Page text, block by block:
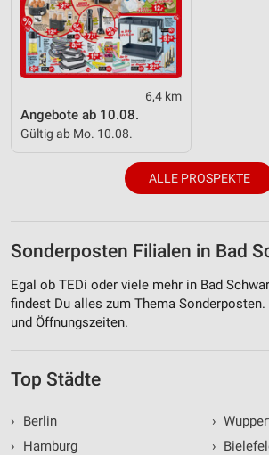
6,4 km
Angebote ab 10.08.
Gültig ab Mo. 10.08.
ALLE PROSPEKTE
Sonderposten Filialen in Bad
Egal ob TEDi oder viele mehr in Bad
findest Du alles zum Thema
und Öffnungszeiten.
Top Städte
›
Berlin
›
Hamburg
›
›